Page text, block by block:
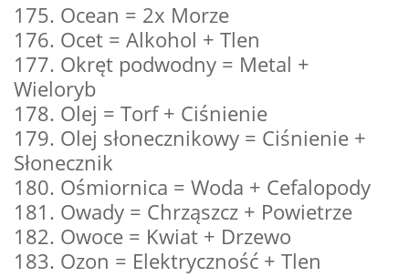
175. Ocean = 2x Morze
176. Ocet = Alkohol + Tlen
177. Okręt podwodny = Metal +
Wieloryb
178. Olej = Torf + Ciśnienie
179. Olej słonecznikowy = Ciśnienie +
Słonecznik
180. Ośmiornica = Woda + Cefalopody
181. Owady = Chrząszcz + Powietrze
182. Owoce = Kwiat + Drzewo
183. Ozon = Elektryczność + Tlen